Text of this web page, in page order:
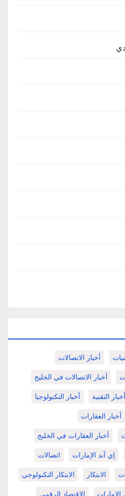
أخبار الاتصالات
أخبار الاتصالات في الخليج
أخبار التقنية أخبار التكنولوجيا
أخبار العقارات
أخبار العقارات في الخليج
إي آند الإمارات اتصالات
الابتكار الابتكار التكنولوجي
الامارات الاقتصاد الرقمي